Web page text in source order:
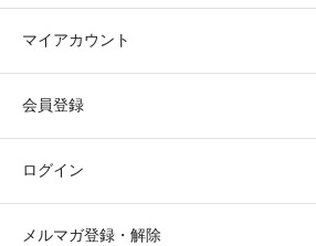
マイアカウント
会員登録
ログイン
メルマガ登録・解除